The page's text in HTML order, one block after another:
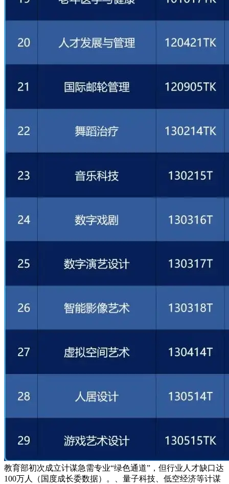
教育部初次成立计谋急需专业“绿色通道”，但行业人才缺口达
100万人（国度成长委数据）。、量子科技、低空经济等计谋